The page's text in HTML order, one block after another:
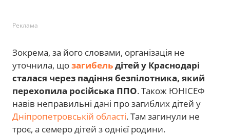
Реклама
Зокрема, за його словами, організація не
уточнила, щозагибельдітей у Краснодарі
сталася через падіння безпілотника, який
перехопила російська ППО. Також ЮНІСЕФ
навів неправильні дані про загиблих дітей у
Дніпропетровській області. Там загинули не
троє, а семеро дітей з однієї родини.